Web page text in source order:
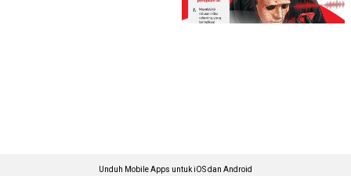
Unduh Mobile Apps untuk iOS dan Android